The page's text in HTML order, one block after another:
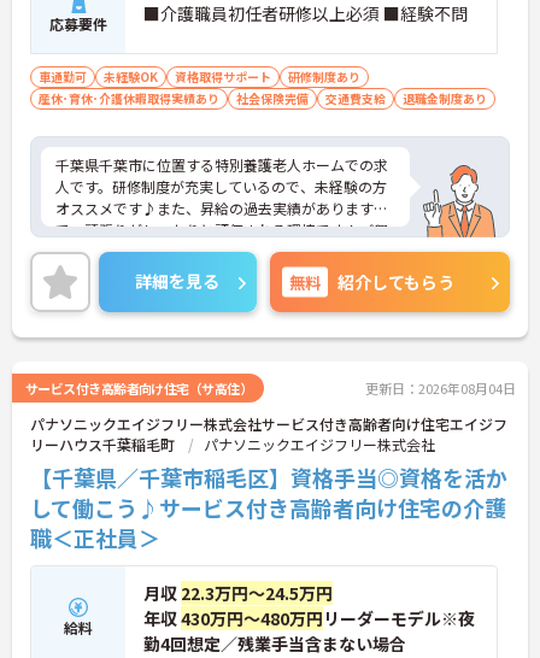
応募要件 ■介護職員初任者研修以上必須 ■経験不問
車通勤可 未経験OK 資格取得サポート
研修制度あり
産休･育休･介護休暇取得実績あり
社会保険完備 交通費支給 退職金制度あり
千葉県千葉市に位置する特別養護老人ホームでの求
人です。研修制度が充実しているので、未経験の方
オススメです♪また、昇給の過去実績がありますの
で、頑張りがしっかりと評価される環境です！ご興
味のある方には、面接対策ポイントなど、さらに詳
細をご案内しますのでお気軽にご相談ください！
詳細を見る 無料 紹介してもらう
サービス付き高齢者向け住宅（サ高住） 更新日：2026年08月04日
パナソニックエイジフリー株式会社サービス付き高齢者向け住宅エイジフ
リーハウス千葉稲毛町
パナソニックエイジフリー株式会社
【千葉県／千葉市稲毛区】資格手当◎資格を活か
して働こう♪サービス付き高齢者向け住宅の介護
職＜正社員＞
給料
月収 22.3万円～24.5万円
年収430万円～480万円 リーダーモデル※夜
勤4回想定／残業手当含まない場合